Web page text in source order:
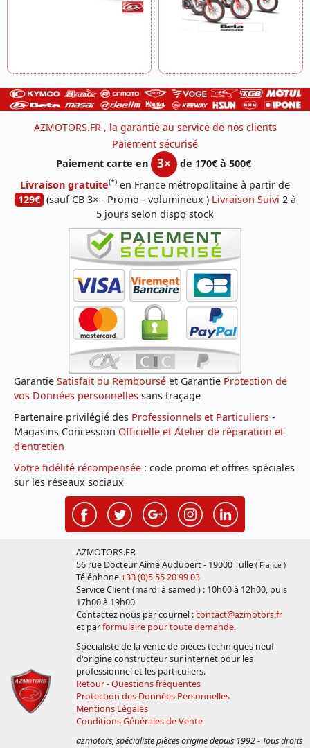
AZMOTORS.FR , la garantie au service de nos clients
Paiement sécurisé
Paiement carte en
3×
de 170€ à 500€
Livraison gratuite(*) en France métropolitaine à partir de
129€ (sauf CB 3× - Promo - volumineux ) Livraison Suivi 2 à
5 jours selon dispo stock
Garantie Satisfait ou Remboursé et Garantie Protection de
vos Données personnelles sans traçage
Partenaire privilégié des Professionnels et Particuliers -
Magasins Concession Officielle et Atelier de réparation et
d'entretien
Votre fidélité récompensée : code promo et offres spéciales
sur les réseaux sociaux
AZMOTORS.FR
56 rue Docteur Aimé Audubert - 19000 Tulle ( France )
Téléphone+33 (0)5 55 20 99 03
Service Client (mardi à samedi) : 10h00 à 12h00, puis
17h00 à 19h00
Contactez nous par courriel :contact@azmotors.fr
et parformulaire pour toute demande.
Spécialiste de la vente de pièces techniques neuf
d'origine constructeur sur internet pour les
professionnel et les particuliers.
Retour - Questions fréquentes
Protection des Données Personnelles
Mentions Légales
Conditions Générales de Vente
azmotors, spécialiste pièces origine depuis 1992 - Tous droits